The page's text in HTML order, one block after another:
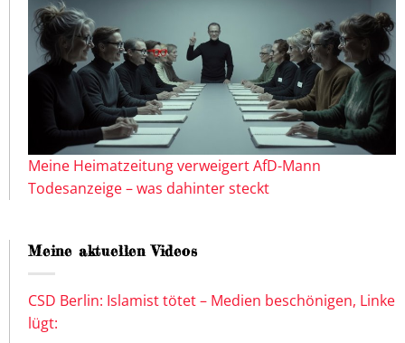
Meine Heimatzeitung verweigert AfD-Mann
Todesanzeige – was dahinter steckt
Meine aktuellen Videos
CSD Berlin: Islamist tötet – Medien beschönigen, Linke
lügt: